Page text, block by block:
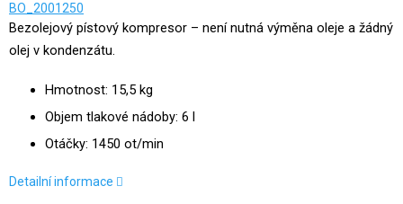
BO_2001250
Bezolejový pístový kompresor – není nutná výměna oleje a žádný
olej v kondenzátu.
Hmotnost: 15,5 kg
Objem tlakové nádoby: 6 l
Otáčky: 1450 ot/min
Detailní informace